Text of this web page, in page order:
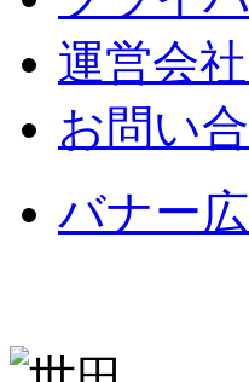
運営会
お問い
バナー